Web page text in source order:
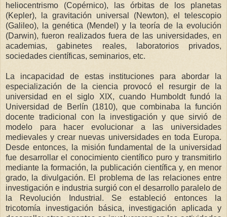
heliocentrismo (Copérnico), las órbitas de los planetas
(Kepler), la gravitación universal (Newton), el telescopio
(Galileo), la genética (Mendel) y la teoría de la evolución
(Darwin), fueron realizados fuera de las universidades, en
academias, gabinetes reales, laboratorios privados,
sociedades científicas, seminarios, etc.
La incapacidad de estas instituciones para abordar la
especialización de la ciencia provocó el resurgir de la
universidad en el siglo XIX, cuando Humboldt fundó la
Universidad de Berlín (1810), que combinaba la función
docente tradicional con la investigación y que sirvió de
modelo para hacer evolucionar a las universidades
medievales y crear nuevas universidades en toda Europa.
Desde entonces, la misión fundamental de la universidad
fue desarrollar el conocimiento científico puro y transmitirlo
mediante la formación, la publicación científica y, en menor
grado, la divulgación. El problema de las relaciones entre
investigación e industria surgió con el desarrollo paralelo de
la Revolución Industrial. Se estableció entonces la
tricotomía investigación básica, investigación aplicada y